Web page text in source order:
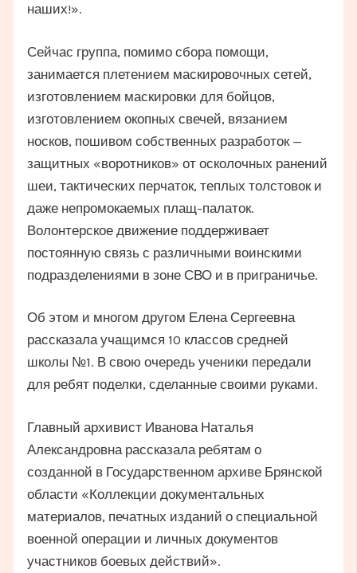
наших!».
Сейчас группа, помимо сбора помощи,
занимается плетением маскировочных сетей,
изготовлением маскировки для бойцов,
изготовлением окопных свечей, вязанием
носков, пошивом собственных разработок —
защитных «воротников» от осколочных ранений
шеи, тактических перчаток, теплых толстовок и
даже непромокаемых плащ-палаток.
Волонтерское движение поддерживает
постоянную связь с различными воинскими
подразделениями в зоне СВО и в приграничье.
Об этом и многом другом Елена Сергеевна
рассказала учащимся 10 классов средней
школы №1. В свою очередь ученики передали
для ребят поделки, сделанные своими руками.
Главный архивист Иванова Наталья
Александровна рассказала ребятам о
созданной в Государственном архиве Брянской
области «Коллекции документальных
материалов, печатных изданий о специальной
военной операции и личных документов
участников боевых действий».